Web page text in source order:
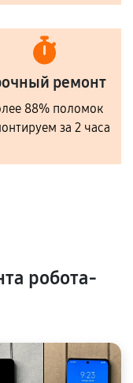
ремонт
88% поломок
за 2 часа
робота-